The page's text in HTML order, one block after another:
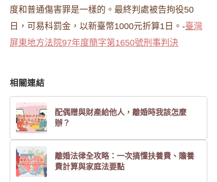
度和普通傷害罪是一樣的。最終判處被告拘役50
日，可易科罰金，以新臺幣1000元折算1日。-臺灣
屏東地方法院97年度簡字第1650號刑事判決
相關連結
配偶贈與財產給他人，離婚時我該怎麼
辦？
離婚法律全攻略：一次搞懂扶養費、贍養
費計算與家庭法要點